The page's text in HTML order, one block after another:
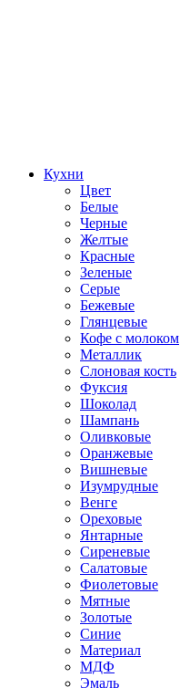
Кухни
Цвет
Белые
Черные
Желтые
Красные
Зеленые
Серые
Бежевые
Глянцевые
Кофе с молоком
Металлик
Слоновая кость
Фуксия
Шоколад
Шампань
Оливковые
Оранжевые
Вишневые
Изумрудные
Венге
Ореховые
Янтарные
Сиреневые
Салатовые
Фиолетовые
Мятные
Золотые
Синие
Материал
МДФ
Эмаль